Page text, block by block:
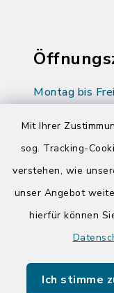
Mit Ihrer
sog. Tracking-
verstehen, wie
unser Angebot
hierfür können
Ich stimme
Montag bis
Donnerstag
14:00-17:00
Tourist-